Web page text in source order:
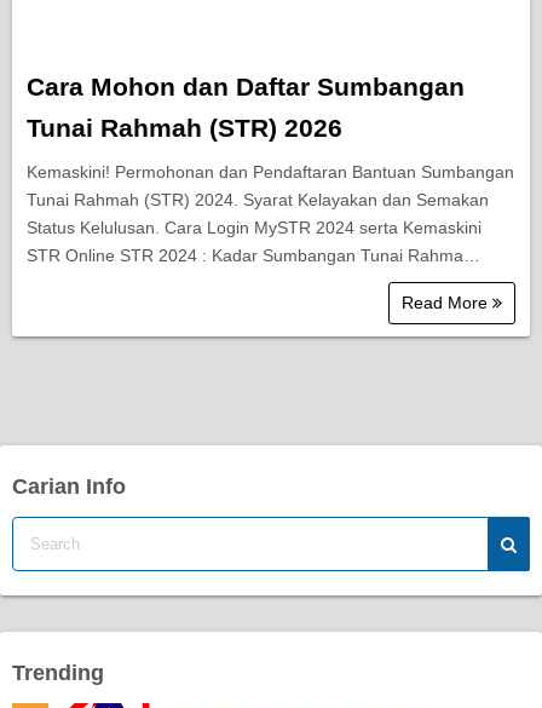
Cara Mohon dan Daftar Sumbangan
Tunai Rahmah (STR) 2026
Kemaskini! Permohonan dan Pendaftaran Bantuan Sumbangan
Tunai Rahmah (STR) 2024. Syarat Kelayakan dan Semakan
Status Kelulusan. Cara Login MySTR 2024 serta Kemaskini
STR Online STR 2024 : Kadar Sumbangan Tunai Rahma…
Read More
Carian Info
Trending